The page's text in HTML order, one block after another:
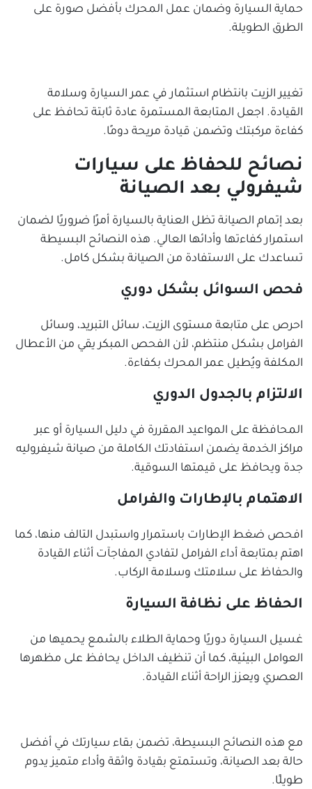
حماية السيارة وضمان عمل المحرك بأفضل صورة على
الطرق الطويلة.
تغيير الزيت بانتظام استثمار في عمر السيارة وسلامة
القيادة. اجعل المتابعة المستمرة عادة ثابتة تحافظ على
كفاءة مركبتك وتضمن قيادة مريحة دومًا.
نصائح للحفاظ على سيارات
شيفرولي بعد الصيانة
بعد إتمام الصيانة تظل العناية بالسيارة أمرًا ضروريًا لضمان
استمرار كفاءتها وأدائها العالي. هذه النصائح البسيطة
تساعدك على الاستفادة من الصيانة بشكل كامل.
فحص السوائل بشكل دوري
احرص على متابعة مستوى الزيت، سائل التبريد، وسائل
الفرامل بشكل منتظم، لأن الفحص المبكر يقي من الأعطال
المكلفة ويُطيل عمر المحرك بكفاءة.
الالتزام بالجدول الدوري
المحافظة على المواعيد المقررة في دليل السيارة أو عبر
مراكز الخدمة يضمن استفادتك الكاملة من صيانة شيفروليه
جدة ويحافظ على قيمتها السوقية.
الاهتمام بالإطارات والفرامل
افحص ضغط الإطارات باستمرار واستبدل التالف منها، كما
اهتم بمتابعة أداء الفرامل لتفادي المفاجآت أثناء القيادة
والحفاظ على سلامتك وسلامة الركاب.
الحفاظ على نظافة السيارة
غسيل السيارة دوريًا وحماية الطلاء بالشمع يحميها من
العوامل البيئية، كما أن تنظيف الداخل يحافظ على مظهرها
العصري ويعزز الراحة أثناء القيادة.
مع هذه النصائح البسيطة، تضمن بقاء سيارتك في أفضل
حالة بعد الصيانة، وتستمتع بقيادة واثقة وأداء متميز يدوم
طويلًا.